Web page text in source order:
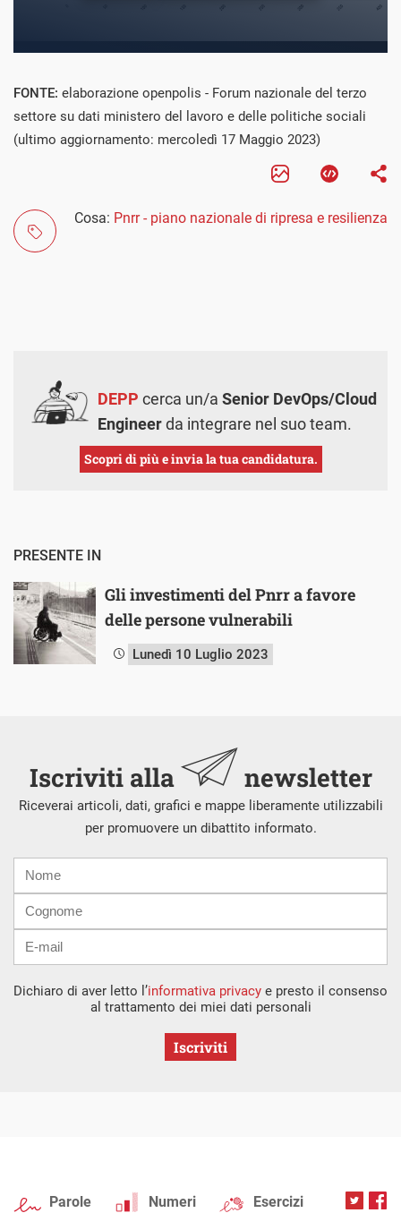
FONTE: elaborazione openpolis - Forum nazionale del terzo
settore su dati ministero del lavoro e delle politiche sociali
(ultimo aggiornamento: mercoledì 17 Maggio 2023)
Cosa: Pnrr - piano nazionale di ripresa e resilienza
DEPP cerca un/a Senior DevOps/Cloud
Engineerda integrare nel suo team.
Scopri di più e invia la tua candidatura.
PRESENTE IN
Gli investimenti del Pnrr a favore
delle persone vulnerabili
Lunedì 10 Luglio 2023
Iscriviti alla newsletter
Riceverai articoli, dati, grafici e mappe liberamente utilizzabili
per promuovere un dibattito informato.
mail
Dichiaro di aver letto l’informativa privacy e presto il consenso
al trattamento dei miei dati personali
Iscriviti
Parole Numeri Esercizi